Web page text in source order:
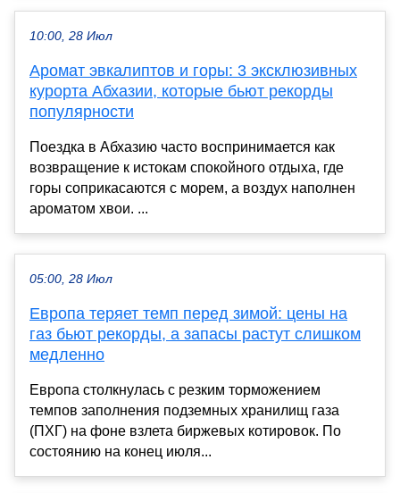
10:00, 28 Июл
Аромат эвкалиптов и горы: 3 эксклюзивных
курорта Абхазии, которые бьют рекорды
популярности
Поездка в Абхазию часто воспринимается как
возвращение к истокам спокойного отдыха, где
горы соприкасаются с морем, а воздух наполнен
ароматом хвои. ...
05:00, 28 Июл
Европа теряет темп перед зимой: цены на
газ бьют рекорды, а запасы растут слишком
медленно
Европа столкнулась с резким торможением
темпов заполнения подземных хранилищ газа
(ПХГ) на фоне взлета биржевых котировок. По
состоянию на конец июля...